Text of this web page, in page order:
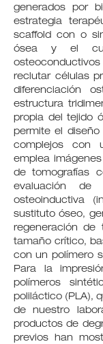
generados por
estrategia
scaffold con o
ósea y el
reclutar células
diferenciación
estructura
propia del tejido
permite el
complejos con
emplea
de tomografías
evaluación de
osteoinductiva
sustituto óseo,
regeneración de
tamaño crítico,
con un polímero
Para la
polímeros
poliláctico (PLA),
de nuestro
productos de
previos han